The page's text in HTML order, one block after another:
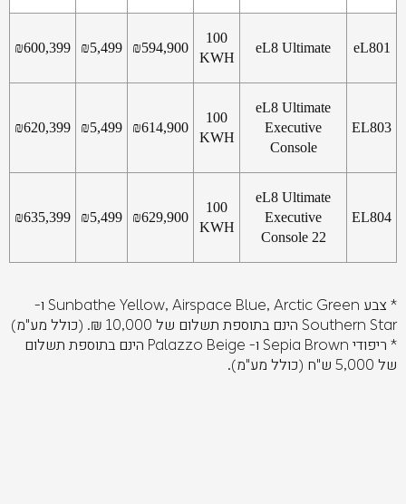
eL801
eL8 Ultimate
100
KWH
₪594,900
₪5,499
₪600,399
EL803
eL8 Ultimate
Executive
Console
100
KWH
₪614,900
₪5,499
₪620,399
EL804
eL8 Ultimate
Executive
Console 22
100
KWH
₪629,900
₪5,499
₪635,399
* צבע Sunbathe Yellow, Airspace Blue, Arctic Green ו-
Southern Star הינם בתוספת תשלום של 10,000 ₪. (כולל מע"מ)
* ריפודי Sepia Brown ו- Palazzo Beige הינם בתוספת תשלום
של 5,000 ש"ח (כולל מע"מ).